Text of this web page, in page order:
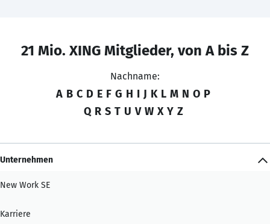
21 Mio. XING Mitglieder, von A bis Z
Nachname:
A B C D E F G H I J K L M N O P
Q R S T U V W X Y Z
Unternehmen
New Work SE
Karriere